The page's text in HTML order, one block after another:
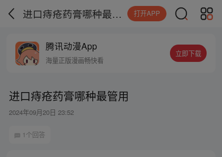
进口痔疮药膏哪种最管用 打开APP
腾讯动漫App
海量正版漫画畅快看
立即下载
进口痔疮药膏哪种最管用
2024年09月20日 23:52
1个回答